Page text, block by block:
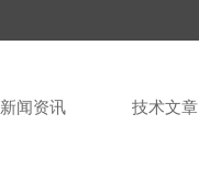
新闻资讯 技术文章